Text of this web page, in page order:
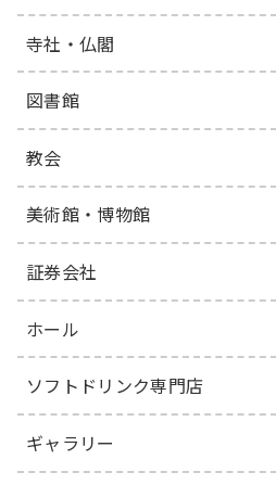
寺社・仏閣
図書館
教会
美術館・博物館
証券会社
ホール
ソフトドリンク専門店
ギャラリー